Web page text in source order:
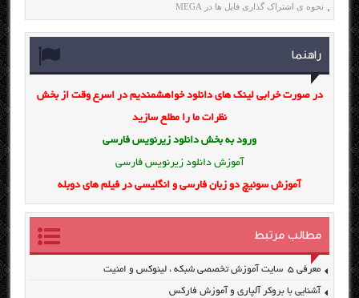
, نحوه ی اشتراک گذاری فایل ها در MEGA
راهنما
در صورت خرابی لینک های دانلود خواهشمندیم در اسرع وقت از بخش
نظرات ما را مطلع سازید
ورود به بخش دانلود زیرنویس فارسی
آموزش دانلود زیرنویس فارسی
آموزش سوئیچ دو زبان فارسی و انگلیسی در فیلم های دوبله
مطالب مرتبط
معرفی ۵ سایت آموزش تخصصی شبکه ، لینوکس و امنیت
آشنایی با بروکر آلپاری و آموزش فارکس